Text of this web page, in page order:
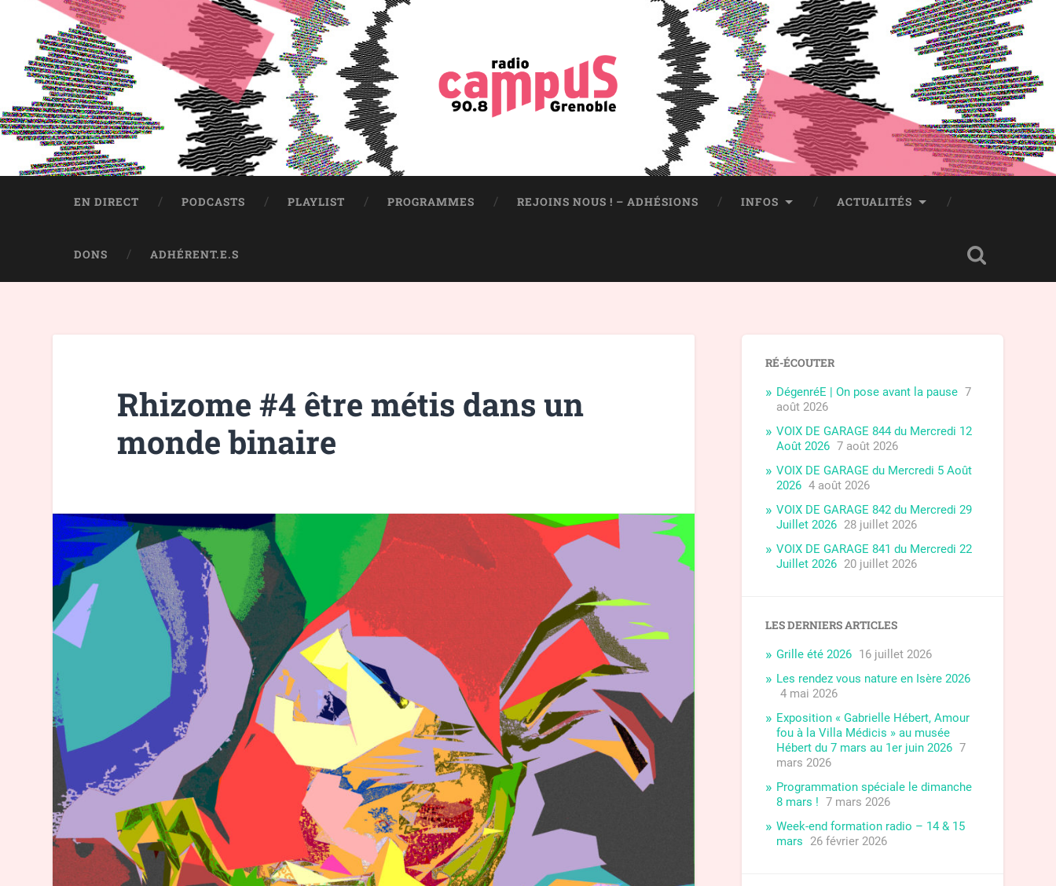
EN DIRECT PODCASTS PLAYLIST PROGRAMMES REJOINS NOUS ! – ADHÉSIONS INFOS ACTUALITÉS
DONS ADHÉRENT.E.S
Rhizome #4 être métis dans un
monde binaire
RÉ-ÉCOUTER
DégenréE | On pose avant la pause 7
août 2026
VOIX DE GARAGE 844 du Mercredi 12
Août 2026 7 août 2026
VOIX DE GARAGE du Mercredi 5 Août
2026 4 août 2026
VOIX DE GARAGE 842 du Mercredi 29
Juillet 2026 28 juillet 2026
VOIX DE GARAGE 841 du Mercredi 22
Juillet 2026 20 juillet 2026
LES DERNIERS ARTICLES
Grille été 2026 16 juillet 2026
Les rendez vous nature en Isère 2026
4 mai 2026
Exposition « Gabrielle Hébert, Amour
fou à la Villa Médicis » au musée
Hébert du 7 mars au 1er juin 2026 7
mars 2026
Programmation spéciale le dimanche
8 mars ! 7 mars 2026
Week-end formation radio – 14 & 15
mars
26 février 2026